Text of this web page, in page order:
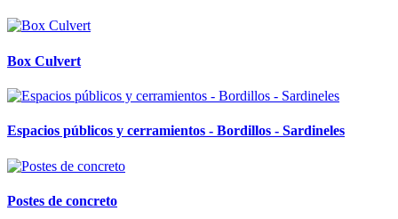
Box Culvert
Espacios públicos y cerramientos - Bordillos - Sardineles
Postes de concreto